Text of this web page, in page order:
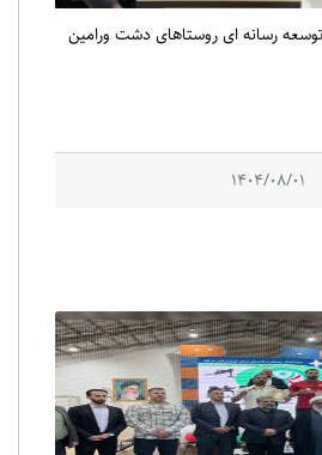
رسانه ای روستاهای دشت ورامین
1404/08/01